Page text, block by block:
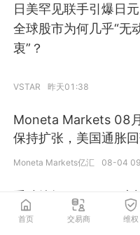
日美罕见联手引爆日元
全球股市为何几乎“无
衷”？
VSTAR 昨天01:38
Moneta Markets 08
保持扩张，美国通胀
Moneta Markets亿汇 08-04
重磅捷报｜Amillex 安
Wiki Finance Expo
首页 交易商 维权